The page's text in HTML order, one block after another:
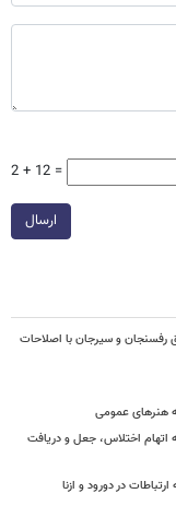
2 + 12 =
ارسال
و سیرجان با اصلاحات
هنرهای عمومی
به اتهام اختلاس، جعل و دریافت